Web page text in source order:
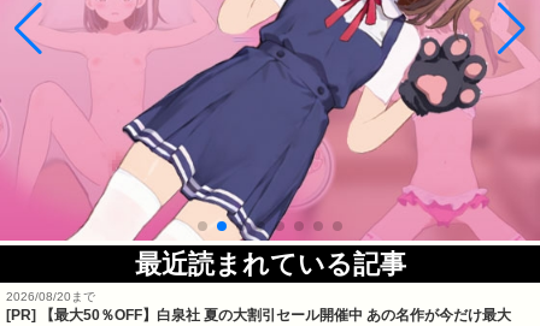
最近読まれている記事
2026/08/20まで
[PR]
【最大50％OFF】白泉社 夏の大割引セール開催中 あの名作が今だけ最大